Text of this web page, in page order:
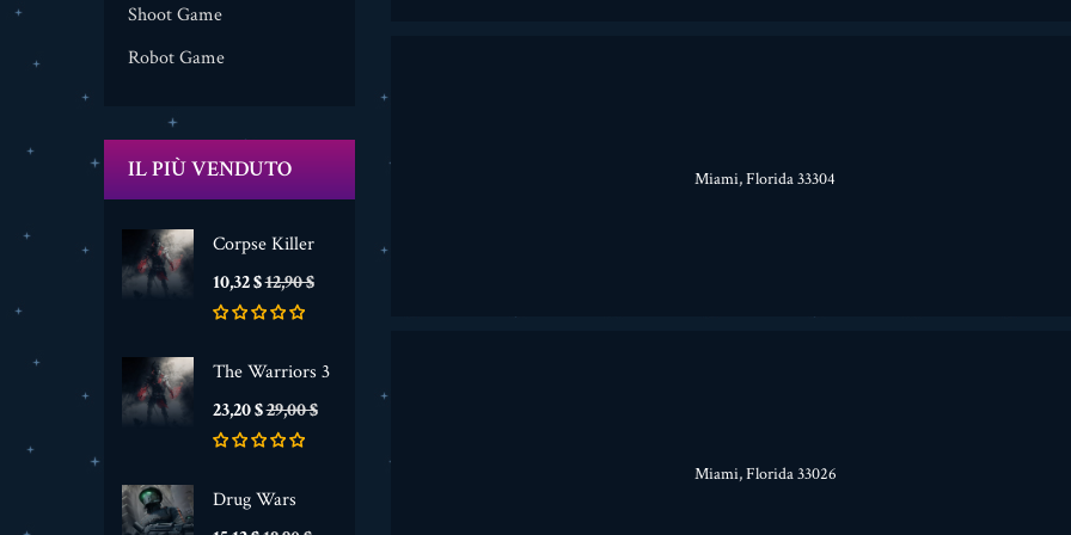
Shoot Game
Robot Game
IL PIÙ VENDUTO
Corpse Killer
Prezzo
10,32 $Prezzo
base
12,90 $
The Warriors 3
Prezzo
23,20 $Prezzo
base
29,00 $
Drug Wars
Miami, Florida 33304
Miami, Florida 33026